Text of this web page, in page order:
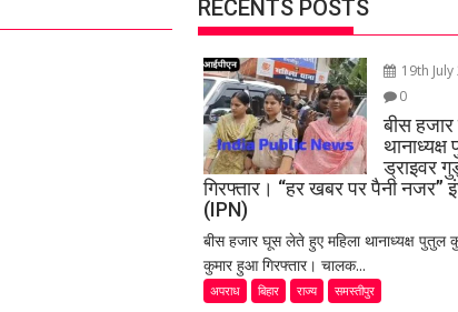
RECENTS POSTS
19th July
0
बीस
ड्राइवर
गिरफ्तार। “हर खबर पर पैनी नजर”
(IPN)
बीस हजार घूस लेते हुए महिला थानाध्यक्ष पुतुल
कुमार हुआ गिरफ्तार। चालक...
अपराध बिहार राज्य समस्तीपुर